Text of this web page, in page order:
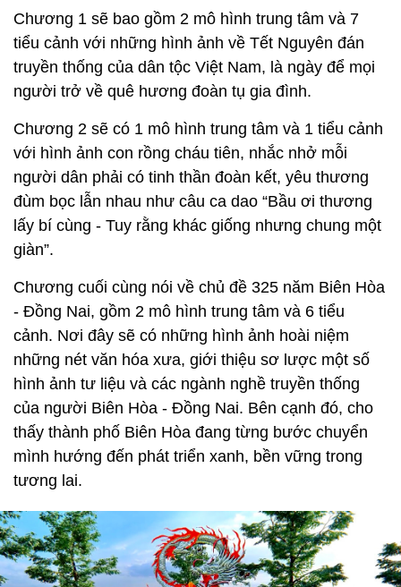
Chương 1 sẽ bao gồm 2 mô hình trung tâm và 7
tiểu cảnh với những hình ảnh về Tết Nguyên đán
truyền thống của dân tộc Việt Nam, là ngày để mọi
người trở về quê hương đoàn tụ gia đình.
Chương 2 sẽ có 1 mô hình trung tâm và 1 tiểu cảnh
với hình ảnh con rồng cháu tiên, nhắc nhở mỗi
người dân phải có tinh thần đoàn kết, yêu thương
đùm bọc lẫn nhau như câu ca dao “Bầu ơi thương
lấy bí cùng - Tuy rằng khác giống nhưng chung một
giàn”.
Chương cuối cùng nói về chủ đề 325 năm Biên Hòa
- Đồng Nai, gồm 2 mô hình trung tâm và 6 tiểu
cảnh. Nơi đây sẽ có những hình ảnh hoài niệm
những nét văn hóa xưa, giới thiệu sơ lược một số
hình ảnh tư liệu và các ngành nghề truyền thống
của người Biên Hòa - Đồng Nai. Bên cạnh đó, cho
thấy thành phố Biên Hòa đang từng bước chuyển
mình hướng đến phát triển xanh, bền vững trong
tương lai.